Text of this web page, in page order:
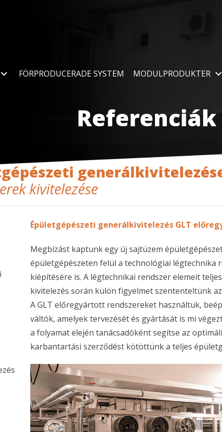
FÖRPRODUCERADE SYSTEM MODULPRODUKTER
Referenciák
kivitelezése
Épületgépészeti generálkivitelezés GLT
Megbízást kaptunk egy új sajtüzem
épületgépészeten felül a technológiai légtechnika
kiépítésére is. A légtechnikai rendszer elemeit
kivitelezés során külön figyelmet szententeltünk
A GLT előregyártott rendszereket használtuk,
váltók, amelyek tervezését és gyártását is mi
a folyamat elején tanácsadóként segítse az
karbantartási szerződést kötöttünk a teljes